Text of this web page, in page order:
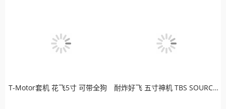
T-Motor套机 花飞5寸 可带全狗 耐炸好飞 五寸神机 TBS SOURCE ONE 老司机最爱